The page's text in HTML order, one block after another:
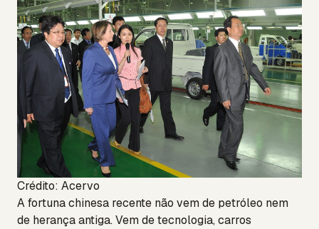
Crédito: Acervo
A fortuna chinesa recente não vem de petróleo nem
de herança antiga. Vem de tecnologia, carros